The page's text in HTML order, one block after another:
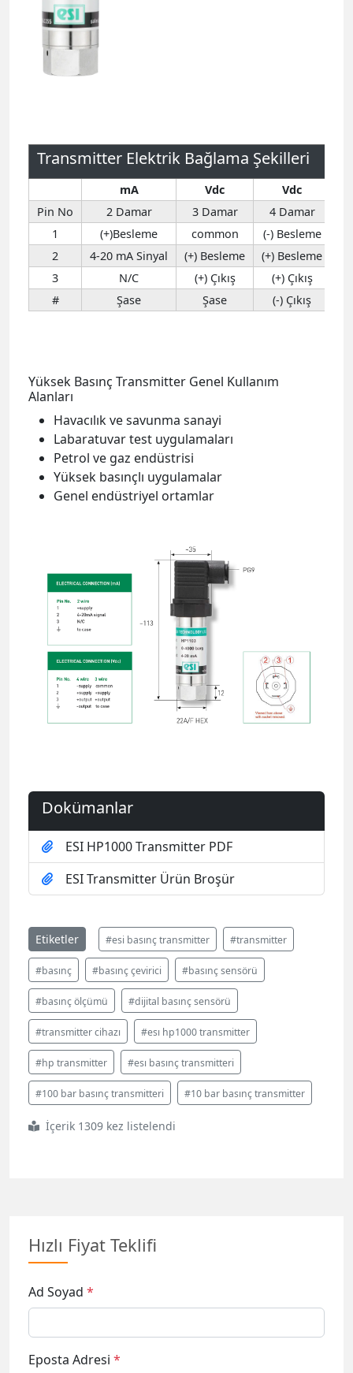
Transmitter Elektrik Bağlama Şekilleri
mA Vdc
Vdc
Pin No
2 Damar 3 Damar
4 Damar
1
(+)Besleme common
(-) Besleme
2
4-20 mA Sinyal (+) Besleme
(+) Besleme
3
N/C (+) Çıkış
(+) Çıkış
#
Şase Şase (-) Çıkış
Yüksek Basınç Transmitter Genel Kullanım
Alanları
Havacılık ve savunma sanayi
Labaratuvar test uygulamaları
Petrol ve gaz endüstrisi
Yüksek basınçlı uygulamalar
Genel endüstriyel ortamlar
Dokümanlar
ESI HP1000 Transmitter PDF
ESI Transmitter Ürün Broşür
Etiketler #esi basınç transmitter #transmitter
#basınç #basınç çevirici #basınç sensörü
#basınç ölçümü #dijital basınç sensörü
#transmitter cihazı #esı hp1000 transmitter
#hp transmitter #esı basınç transmitteri
#100 bar basınç transmitteri #10 bar basınç transmitter
İçerik 1309 kez listelendi
Hızlı Fiyat Teklifi
Ad Soyad *
Eposta Adresi *